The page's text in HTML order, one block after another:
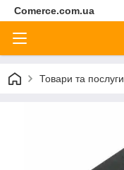
Comerce.com.ua
Товари та послуги